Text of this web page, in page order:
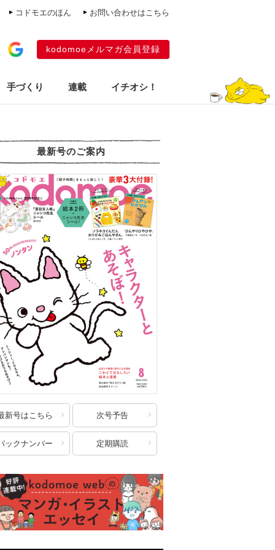
コドモエのほん お問い合わせはこちら
kodomoeメルマガ会員登録
手づくり 連載 イチオシ！
最新号のご案内
新号はこちら 次号予告
ックナンバー 定期購読